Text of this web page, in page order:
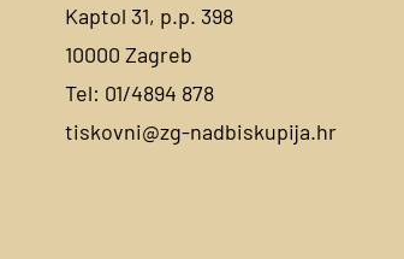
Kaptol 31, p.p. 398
10000 Zagreb
Tel: 01/4894 878
tiskovni@zg-nadbiskupija.hr